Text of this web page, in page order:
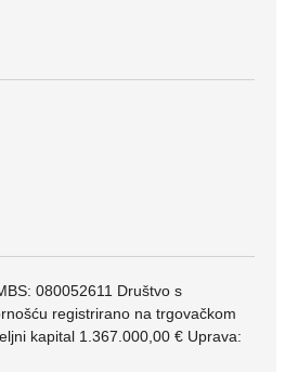
080052611 Društvo s
registrirano na trgovačkom
kapital 1.367.000,00 € Uprava: